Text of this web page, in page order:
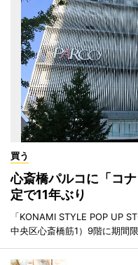
買う
心斎橋パルコに「コ
定で11年ぶり
「KONAMI STYLE POP UP
中央区心斎橋筋1）9階に期間